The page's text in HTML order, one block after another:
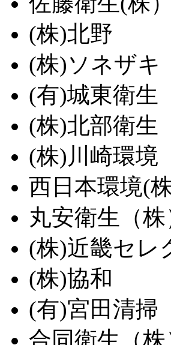
(株)北野
(株)ソネザキ
(有)城東衛生
(株)北部衛生
(株)川崎環境
西日本環境(
丸安衛生（株
(株)近畿セレ
(株)協和
(有)宮田清掃
合同衛生（株